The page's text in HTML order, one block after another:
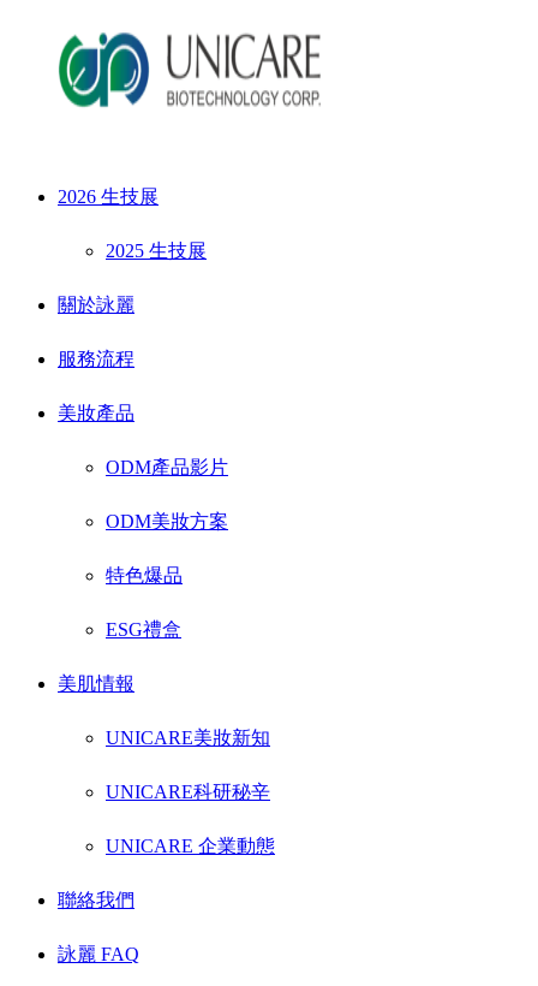
2026 生技展
2025 生技展
關於詠麗
服務流程
美妝產品
ODM產品影片
ODM美妝方案
特色爆品
ESG禮盒
美肌情報
UNICARE美妝新知
UNICARE科研秘辛
UNICARE 企業動態
聯絡我們
詠麗 FAQ